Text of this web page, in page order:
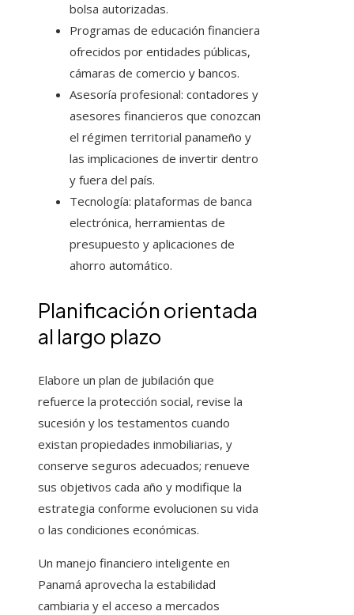
bolsa autorizadas.
Programas de educación financiera
ofrecidos por entidades públicas,
cámaras de comercio y bancos.
Asesoría profesional: contadores y
asesores financieros que conozcan
el régimen territorial panameño y
las implicaciones de invertir dentro
y fuera del país.
Tecnología: plataformas de banca
electrónica, herramientas de
presupuesto y aplicaciones de
ahorro automático.
Planificación orientada
al largo plazo
Elabore un plan de jubilación que
refuerce la protección social, revise la
sucesión y los testamentos cuando
existan propiedades inmobiliarias, y
conserve seguros adecuados; renueve
sus objetivos cada año y modifique la
estrategia conforme evolucionen su vida
o las condiciones económicas.
Un manejo financiero inteligente en
Panamá aprovecha la estabilidad
cambiaria y el acceso a mercados